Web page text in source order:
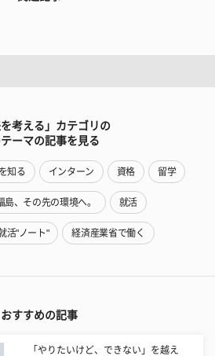
を考える」カテゴリの
ーマの記事を見る
知る インターン 資格 留学
島、その先の環境へ。 就活
活"ノート" 経済産業省で働く
おすすめの記事
「やりたいけど、できない」を越え